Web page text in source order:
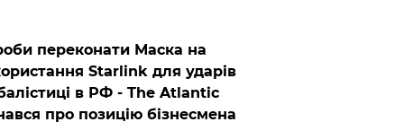
переконати Маска на
Starlink для ударів
в РФ - The Atlantic
про позицію бізнесмена